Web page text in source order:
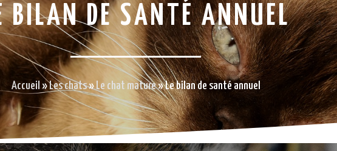
BILAN DE SANTÉ ANNUEL
Accueil »Les chats»Le chat mature»Le bilan de santé annuel